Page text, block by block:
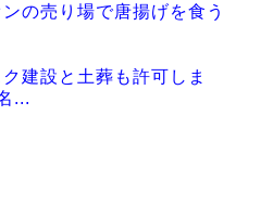
の売り場で唐揚げを食う
建設と土葬も許可しま
...